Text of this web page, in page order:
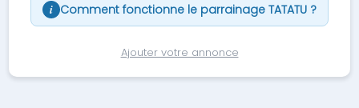
i Comment fonctionne le parrainage TATATU ?
Ajouter votre annonce